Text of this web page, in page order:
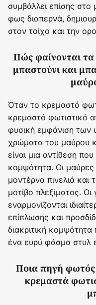
συμβάλλει επίσης
φως διαπερνά,
στον τοίχο και την
Πώς φαίνονται
μπαστούνι και
Όταν το κρεμαστό
κρεμαστό φωτιστικό
φυσική εμφάνιση των
χρώματα του μαύρου
είναι μια αντίθεση
κομψότητα. Οι μαύρες
μοντέρνα πινελιά και
μοτίβο πλεξίματος.
εναρμονίζονται
επίπλωσης και
διακριτική
ένα ευρύ φάσμα στυλ
Ποια πηγή φωτός
κρεμαστά